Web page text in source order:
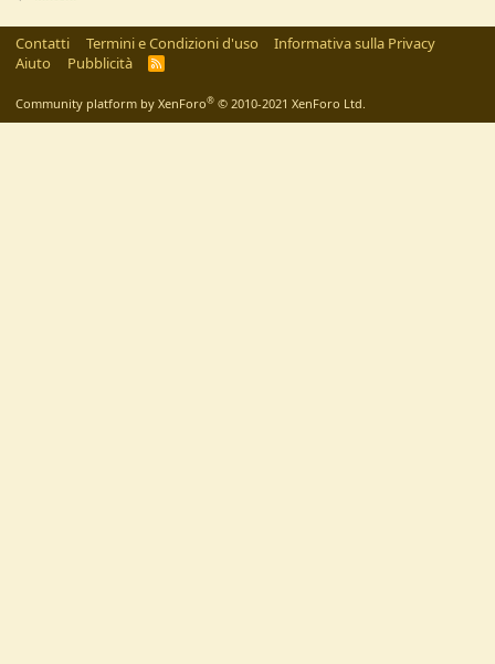
Contatti Termini e Condizioni d'uso
Informativa sulla Privacy
Aiuto
Pubblicità
R
Community platform by XenForo® © 2010-2021 XenForo Ltd.